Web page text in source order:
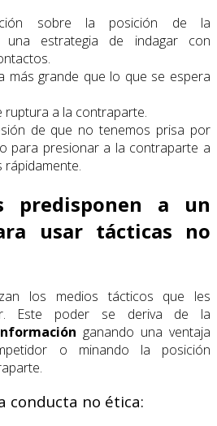
sobre la posición de la
una estrategia de indagar con
más grande que lo que se espera
ruptura a la contraparte.
de que no tenemos prisa por
para presionar a la contraparte a
predisponen a un
usar tácticas no
los medios tácticos que les
Este poder se deriva de la
ganando una ventaja
o minando la posición
conducta no ética: